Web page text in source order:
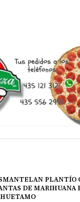
PLANTÍO
DE MARIHUANA